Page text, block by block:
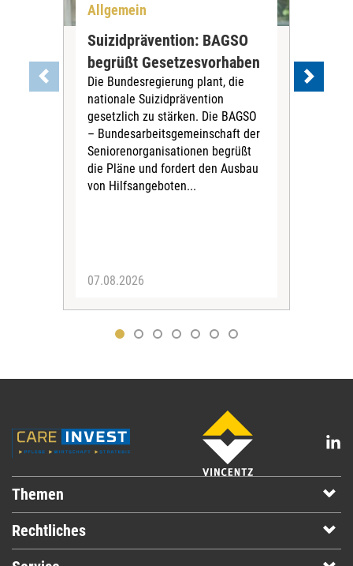
Allgemein
Suizidprävention: BAGSO
begrüßt Gesetzesvorhaben
Die Bundesregierung plant, die
nationale Suizidprävention
gesetzlich zu stärken. Die BAGSO
– Bundesarbeitsgemeinschaft der
Seniorenorganisationen begrüßt
die Pläne und fordert den Ausbau
von Hilfsangeboten...
07.08.2026
Themen
Rechtliches